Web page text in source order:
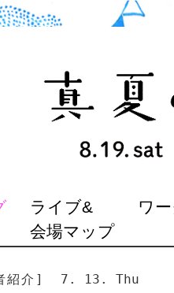
ライブ&
会場マップ
ワ
紹介] 7. 13. Thu